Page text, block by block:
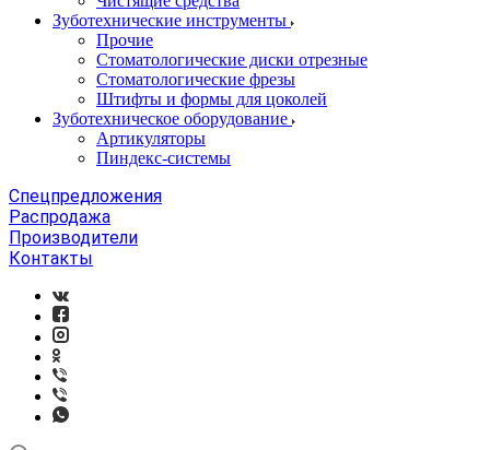
Зуботехнические инструменты
Прочие
Стоматологические диски отрезные
Стоматологические фрезы
Штифты и формы для цоколей
Зуботехническое оборудование
Артикуляторы
Пиндекс-системы
Спецпредложения
Распродажа
Производители
Контакты